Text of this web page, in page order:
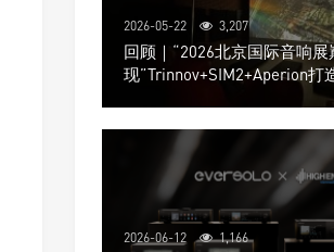
2026-05-22 3,207
回顾｜“2026北京国际音响展
现”Trinnov+SIM2+Aperion打
2026-06-12 1,166